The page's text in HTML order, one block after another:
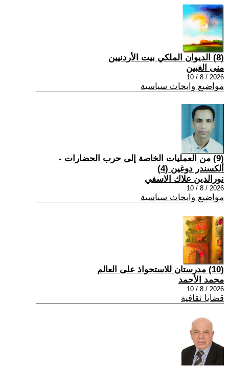
(8) الديوان الملكي بيت الأردنيين
منى الغبين
2026 / 8 / 10
مواضيع وابحاث سياسية
(9) من العمليات الخاصة إلى حرب الحضارات -
ألكسندر دوغين (4)
نورالدين علاك الاسفي
2026 / 8 / 10
مواضيع وابحاث سياسية
(10) مدرستان للاستحواذ على العالم
محمد الأحمد
2026 / 8 / 10
قضايا ثقافية